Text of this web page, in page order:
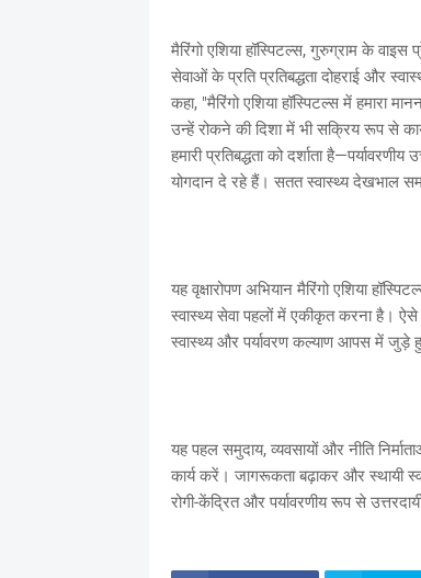
मैरिंगो एशिया हॉस्पिटल्स, गुरुग्राम के
सेवाओं के प्रति प्रतिबद्धता दोहराई और
कहा, "मैरिंगो एशिया हॉस्पिटल्स में हमारा
उन्हें रोकने की दिशा में भी सक्रिय रूप से कार्य
हमारी प्रतिबद्धता को दर्शाता
योगदान दे रहे हैं। सतत स्वास्थ्य देखभाल
यह वृक्षारोपण अभियान मैरिंगो एशिया
स्वास्थ्य सेवा पहलों में एकीकृत करना है। ऐसे
स्वास्थ्य और पर्यावरण कल्याण आपस में जुड़े
यह पहल समुदाय, व्यवसायों और नीति
कार्य करें। जागरूकता बढ़ाकर और स्थायी
रोगी-केंद्रित और पर्यावरणीय रूप से